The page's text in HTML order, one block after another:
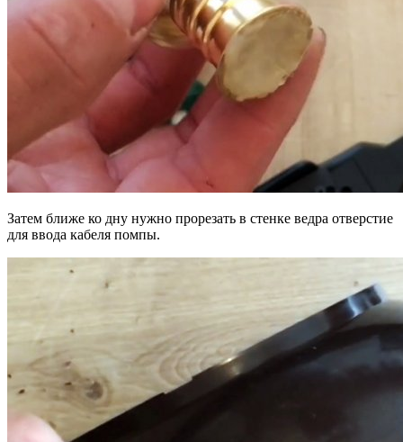
Затем ближе ко дну нужно прорезать в стенке ведра отверстие
для ввода кабеля помпы.